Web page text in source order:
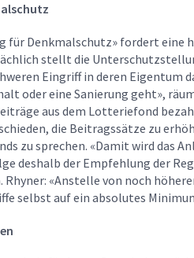
für Denkmalschutz» fordert eine
stellt die
Eingriff in deren Eigentum
oder eine Sanierung geht»,
aus dem Lotteriefond
die Beitragssätze zu
zu sprechen. «Damit wird das
deshalb der Empfehlung der
«Anstelle von noch
selbst auf ein absolutes